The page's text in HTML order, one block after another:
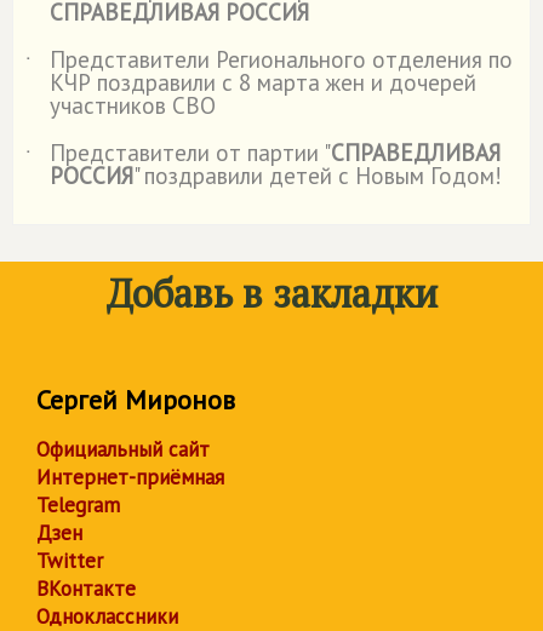
СПРАВЕДЛИВАЯ РОССИЯ
˙
Представители Регионального отделения по
КЧР поздравили с 8 марта жен и дочерей
участников СВО
˙
Представители от партии "СПРАВЕДЛИВАЯ
РОССИЯ" поздравили детей с Новым Годом!
Добавь в закладки
Сергей Миронов
Официальный сайт
Интернет-приёмная
Telegram
Дзен
Twitter
ВКонтакте
Одноклассники